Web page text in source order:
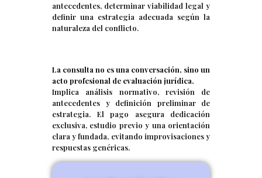
antecedentes, determinar viabilidad legal y
definir una estrategia adecuada según la
naturaleza del conflicto.
La consulta no es una conversación, sino un
acto profesional de evaluación jurídica.
Implica análisis normativo, revisión de
antecedentes y definición preliminar de
estrategia. El pago asegura dedicación
exclusiva, estudio previo y una orientación
clara y fundada, evitando improvisaciones y
respuestas genéricas.